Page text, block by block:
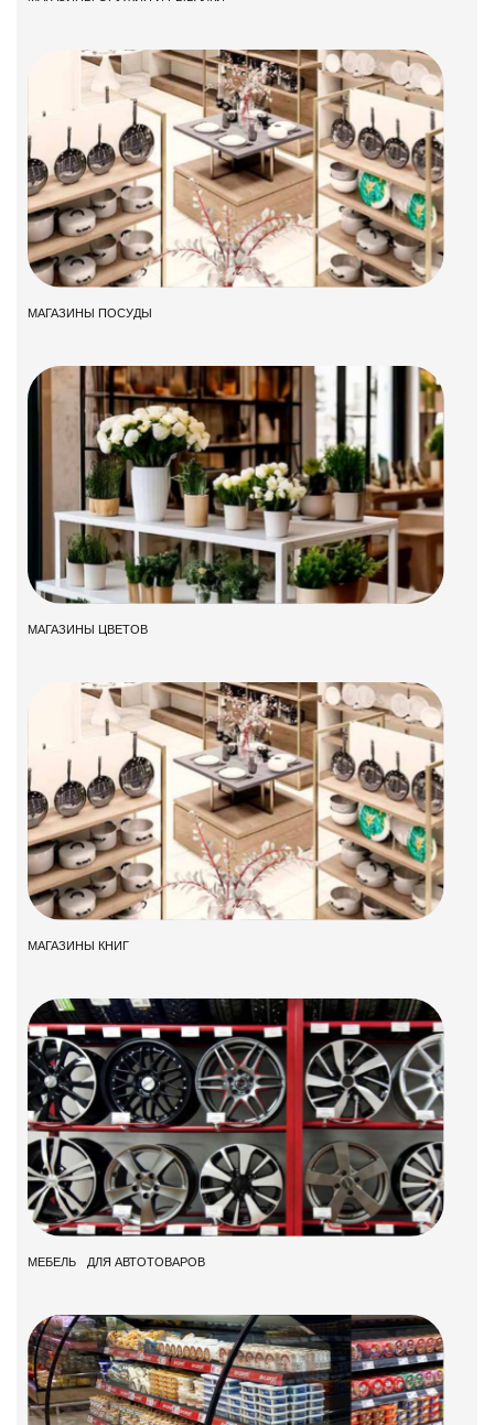
МАГАЗИНЫ ПОСУДЫ
МАГАЗИНЫ ЦВЕТОВ
МАГАЗИНЫ КНИГ
МЕБЕЛЬ ДЛЯ АВТОТОВАРОВ